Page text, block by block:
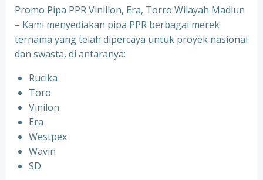
Promo Pipa PPR Vinillon, Era, Torro Wilayah Madiun
– Kami menyediakan pipa PPR berbagai merek
ternama yang telah dipercaya untuk proyek nasional
dan swasta, di antaranya:
Rucika
⁠Toro
⁠Vinilon
⁠Era
⁠Westpex
⁠Wavin
⁠SD